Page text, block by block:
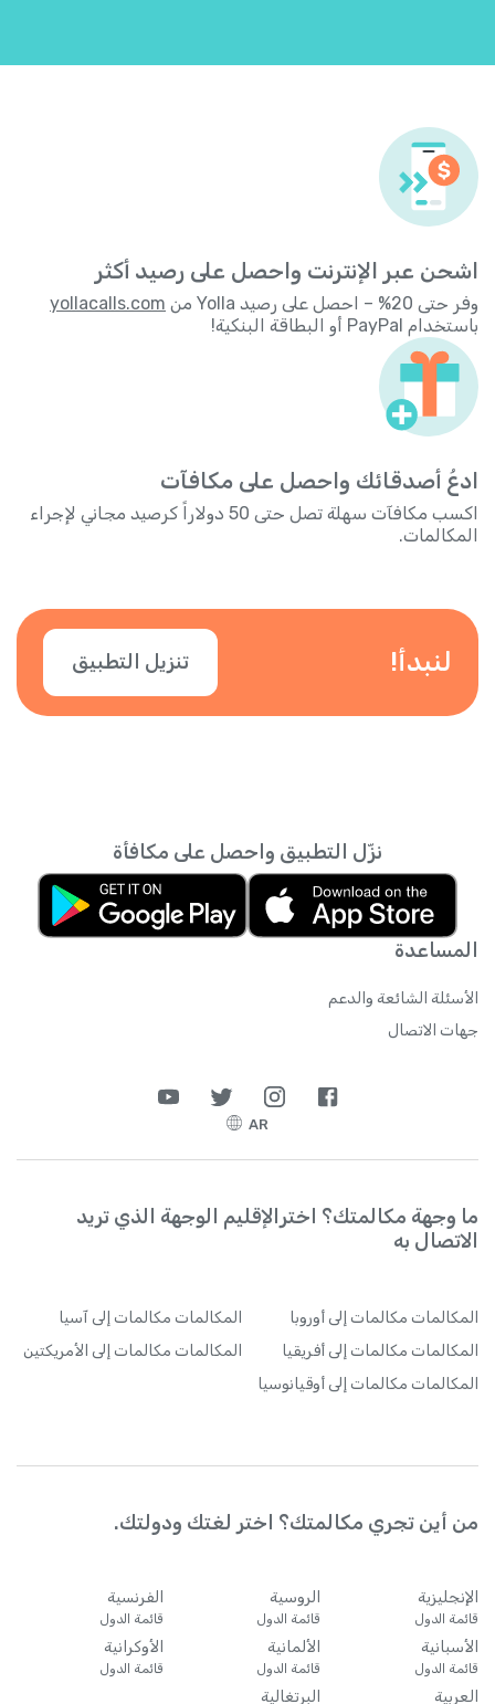
اشحن عبر الإنترنت واحصل على رصيد أكثر
وفر حتى 20% – احصل على رصيد Yolla من
yollacalls.com
باستخدام PayPal أو البطاقة البنكية!
ادعُ أصدقائك واحصل على مكافآت
اكسب مكافآت سهلة تصل حتى 50 دولاراً كرصيد مجاني لإجراء
المكالمات.
لنبدأ! تنزيل التطبيق
المساعدة
الأسئلة الشائعة والدعم
جهات الاتصال
نزّل التطبيق واحصل على مكافأة
AR
ما وجهة مكالمتك؟ اخترالإقليم الوجهة الذي تريد
الاتصال به
المكالمات مكالمات إلى أوروبا المكالمات مكالمات إلى آسيا
المكالمات مكالمات إلى أفريقيا المكالمات مكالمات إلى الأمريكتين
المكالمات مكالمات إلى أوقيانوسيا
من أين تجري مكالمتك؟ اختر لغتك ودولتك.
الإنجليزية
قائمة الدول
الروسية
قائمة الدول
الفرنسية
قائمة الدول
الأسبانية
قائمة الدول
الألمانية
قائمة الدول
الأوكرانية
قائمة الدول
العربية البرتغالية